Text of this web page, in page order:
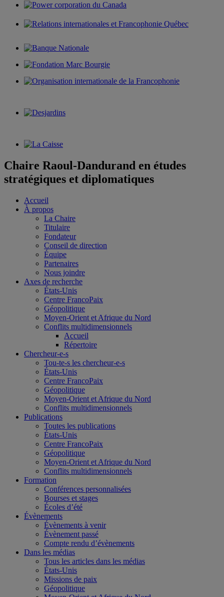
Chaire Raoul-Dandurand en études
stratégiques et diplomatiques
Accueil
À propos
La Chaire
Titulaire
Fondateur
Conseil de direction
Équipe
Partenaires
Nous joindre
Axes de recherche
États-Unis
Centre FrancoPaix
Géopolitique
Moyen-Orient et Afrique du Nord
Conflits multidimensionnels
Accueil
Répertoire
Chercheur-e-s
Tou-te-s les chercheur-e-s
États-Unis
Centre FrancoPaix
Géopolitique
Moyen-Orient et Afrique du Nord
Conflits multidimensionnels
Publications
Toutes les publications
États-Unis
Centre FrancoPaix
Géopolitique
Moyen-Orient et Afrique du Nord
Conflits multidimensionnels
Formation
Conférences personnalisées
Bourses et stages
Écoles d’été
Évènements
Évènements à venir
Évènement passé
Compte rendu d’évènements
Dans les médias
Tous les articles dans les médias
États-Unis
Missions de paix
Géopolitique